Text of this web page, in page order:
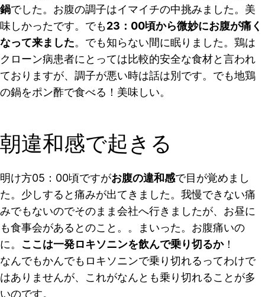
鍋でした。お腹の調子はイマイチの中挑みました。美
味しかったです。でも23：00頃から微妙にお腹が痛く
なって来ました。でも知らない間に眠りました。鶏は
クローン病患者にとっては比較的安全な食材と言われ
ておりますが、調子が悪い時は話は別です。でも地鶏
の鍋をポン酢で食べる！美味しい。
朝違和感で起きる
明け方05：00頃ですがお腹の違和感で目が覚めまし
た。少しすると痛みが出てきました。我慢できない痛
みでもないのでそのまま会社へ行きましたが、お昼に
も食事会があるとのこと。。まいった。お腹痛いの
に。 ここは一発ロキソニンを飲んで乗り切るか！
なんでもかんでもロキソニンで乗り切れるってわけで
はありませんが、これがなんとも乗り切れることが多
いのです。